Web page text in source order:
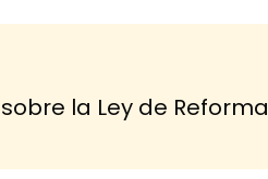
la Ley de